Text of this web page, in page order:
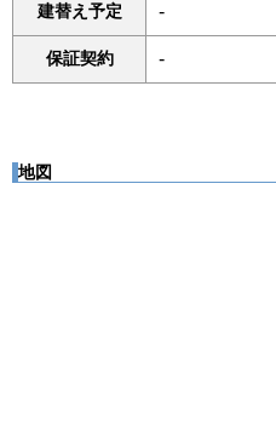
建替え予定 -
保証契約 -
地図